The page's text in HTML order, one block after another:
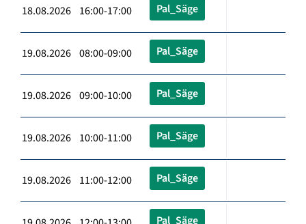
18.08.2026 16:00-17:00 Pal_Säge
19.08.2026 08:00-09:00 Pal_Säge
19.08.2026 09:00-10:00 Pal_Säge
19.08.2026 10:00-11:00 Pal_Säge
19.08.2026 11:00-12:00 Pal_Säge
Pal_Säge